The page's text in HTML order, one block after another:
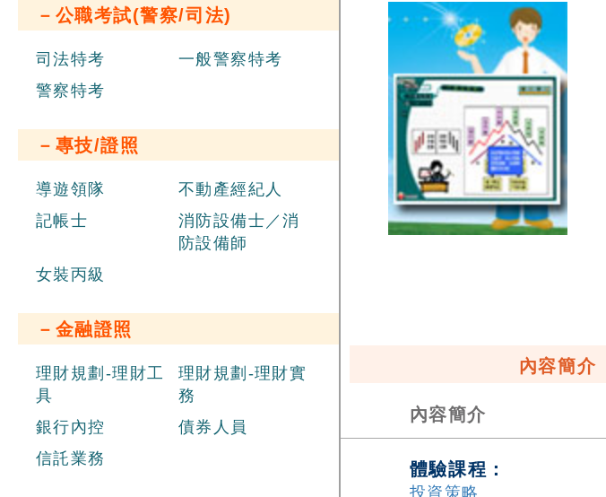
－公職考試(警察/司法)
司法特考
一般警察特考
警察特考
－專技/證照
導遊領隊
不動產經紀人
記帳士
消防設備士／消
防設備師
女裝丙級
－金融證照
理財規劃-理財工
具
理財規劃-理財實
務
銀行內控
債券人員
信託業務
內容簡介
內容簡介
體驗課程：
投資策略